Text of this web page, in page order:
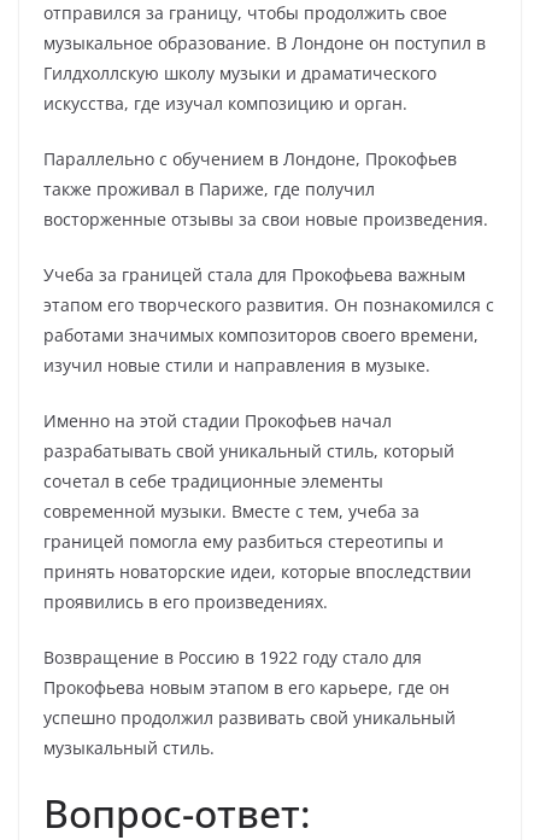
отправился за границу, чтобы продолжить свое
музыкальное образование. В Лондоне он поступил в
Гилдхоллскую школу музыки и драматического
искусства, где изучал композицию и орган.
Параллельно с обучением в Лондоне, Прокофьев
также проживал в Париже, где получил
восторженные отзывы за свои новые произведения.
Учеба за границей стала для Прокофьева важным
этапом его творческого развития. Он познакомился с
работами значимых композиторов своего времени,
изучил новые стили и направления в музыке.
Именно на этой стадии Прокофьев начал
разрабатывать свой уникальный стиль, который
сочетал в себе традиционные элементы
современной музыки. Вместе с тем, учеба за
границей помогла ему разбиться стереотипы и
принять новаторские идеи, которые впоследствии
проявились в его произведениях.
Возвращение в Россию в 1922 году стало для
Прокофьева новым этапом в его карьере, где он
успешно продолжил развивать свой уникальный
музыкальный стиль.
Вопрос-ответ: